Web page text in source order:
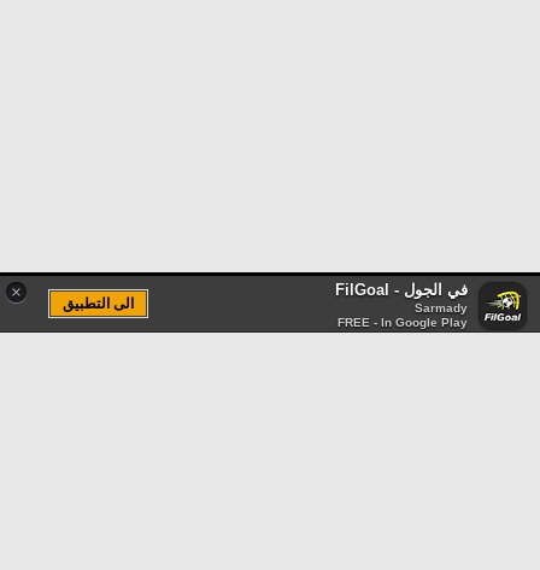
× في الجول - FilGoal
Sarmady
FREE - In Google Play
الى التطبيق